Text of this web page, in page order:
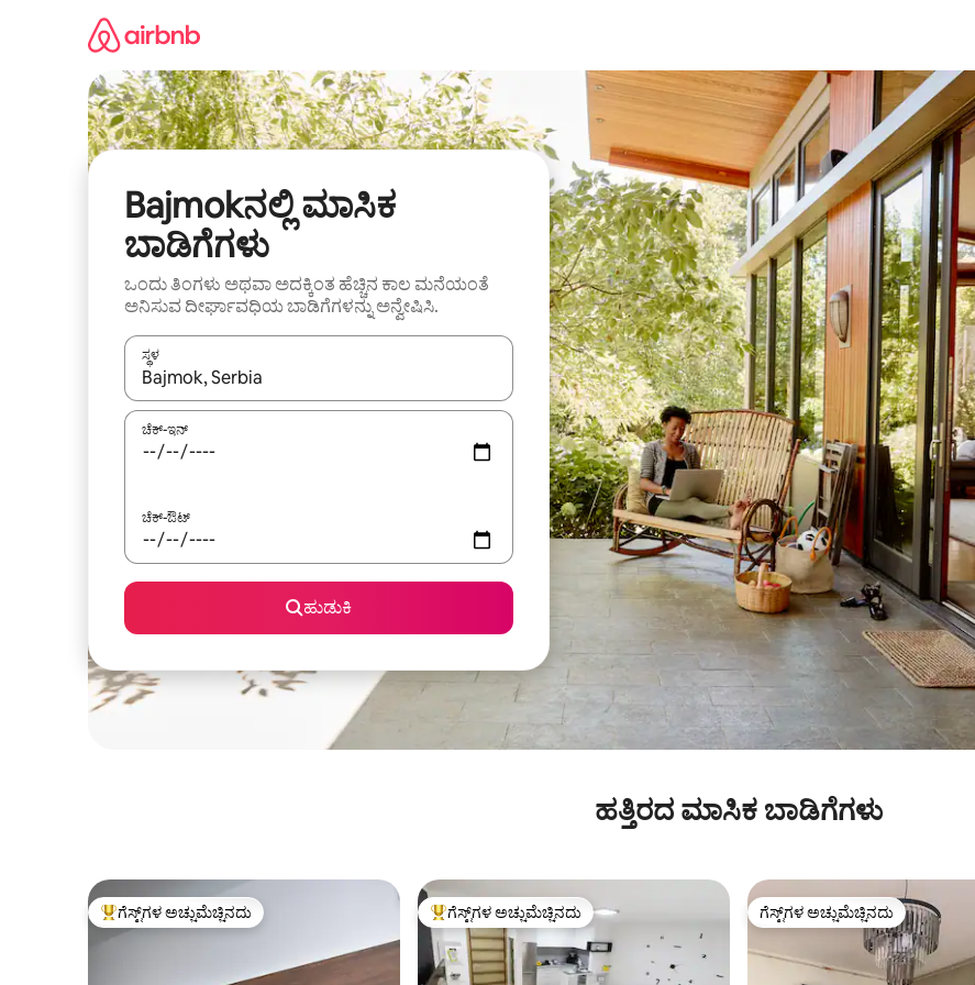
Bajmokನಲ್ಲಿ ಮಾಸಿಕ
ಬಾಡಿಗೆಗಳು
ಒಂದು ತಿಂಗಳು ಅಥವಾ ಅದಕ್ಕಿಂತ ಹೆಚ್ಚಿನ ಕಾಲ ಮನೆಯಂತೆ
ಅನಿಸುವ ದೀರ್ಘಾವಧಿಯ ಬಾಡಿಗೆಗಳನ್ನು ಅನ್ವೇಷಿಸಿ.
ಸ್ಥಳ
ಫಲಿತಾಂಶಗಳು ಲಭ್ಯವಿರುವಾಗ, ಅಪ್ ಮತ್ತು ಡೌನ್ ಬಾಣದ ಕೀಲಿಗಳೊಂದಿಗೆ ನ್ಯಾವಿಗೇಟ್ ಮಾಡಿ ಅಥವಾ ಸ್ಪರ್ಶ ಅಥವಾ ಸ್ವೈಪ್ ಗೆಸ್ಚರ್‌ಗಳ ಮೂಲಕ ಅನ್ವೇಷಿಸಿ.
ಚೆಕ್-ಇನ್
ಚೆಕ್-ಔಟ್
ಹುಡುಕಿ
ಹತ್ತಿರದ ಮಾಸಿಕ ಬಾಡಿಗೆಗಳು
ಗೆಸ್ಟ್‌ಗಳಿಗೆ ಅತಿ ಹೆಚ್ಚು ಅಚ್ಚುಮೆಚ್ಚಿನದು
ಗೆಸ್ಟ್‌ಗಳ ಅಚ್ಚುಮೆಚ್ಚಿನದು ಗೆಸ್ಟ್‌ಗಳಿಗೆ ಅತಿ ಹೆಚ್ಚು ಅಚ್ಚುಮೆಚ್ಚಿನದು
ಗೆಸ್ಟ್‌ಗಳ ಅಚ್ಚುಮೆಚ್ಚಿನದು ಗೆಸ್ಟ್‌ಗಳ ಅಚ್ಚುಮೆಚ್ಚಿನದು
ಗೆಸ್ಟ್‌ಗಳ ಅಚ್ಚುಮೆಚ್ಚಿನದು